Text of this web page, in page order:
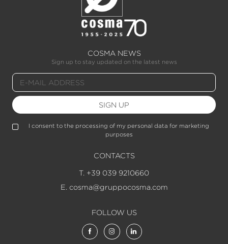
COSMA NEWS
Sign up to stay updated on the latest news
SIGN UP
I consent to the processing of my personal data for marketing
purposes
CONTACTS
T. +39 039 9210660
E. cosma@gruppocosma.com
FOLLOW US